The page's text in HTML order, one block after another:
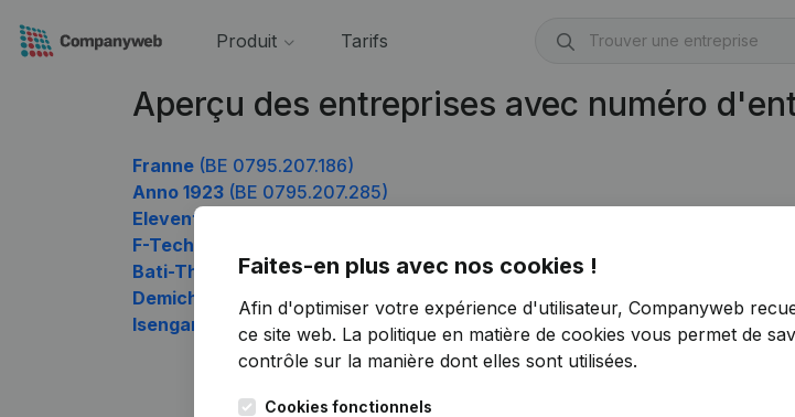
Produit Tarifs
Aperçu des entreprises avec numéro
Franne (BE 0795.207.186)
Anno 1923 (BE 0795.207.285)
Elevent Technics
F-Tech Consult
Bati-Thuin
(BE 0795.207.582)
Demich
(BE 0795.207.780)
Isengard Guilde
(BE 0795.207.978)
Faites-en plus avec nos cookies !
Afin d'optimiser votre expérience d'utilisateur, Companyweb
ce site web. La politique en matière de cookies vous permet de
contrôle sur la manière dont elles sont utilisées.
Cookies fonctionnels